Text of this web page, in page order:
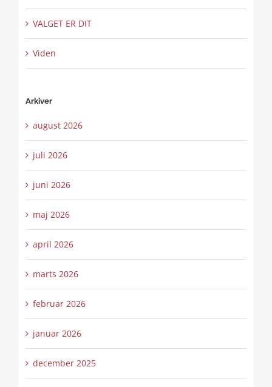
VALGET ER DIT
Viden
Arkiver
august 2026
juli 2026
juni 2026
maj 2026
april 2026
marts 2026
februar 2026
januar 2026
december 2025